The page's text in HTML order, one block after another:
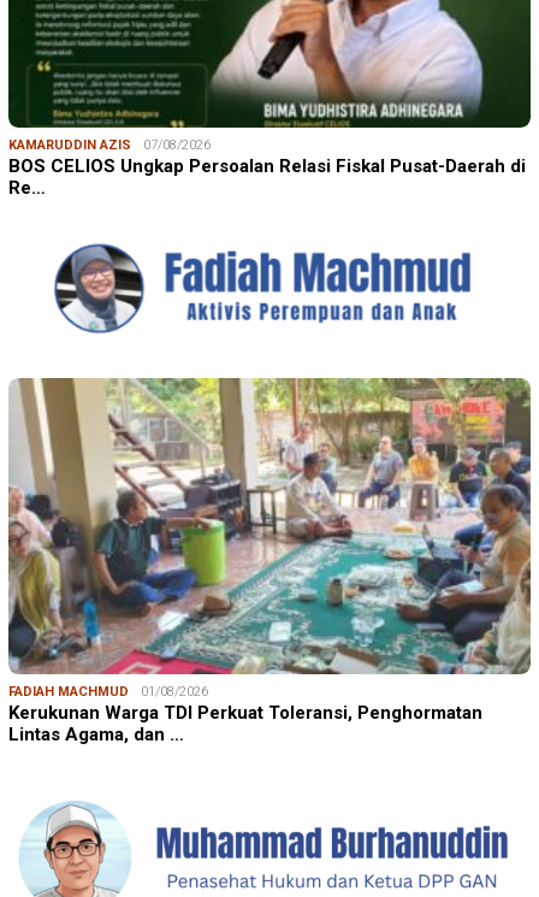
KAMARUDDIN AZIS 07/08/2026
BOS CELIOS Ungkap Persoalan Relasi Fiskal Pusat-Daerah di
Re…
FADIAH MACHMUD 01/08/2026
Kerukunan Warga TDI Perkuat Toleransi, Penghormatan
Lintas Agama, dan …